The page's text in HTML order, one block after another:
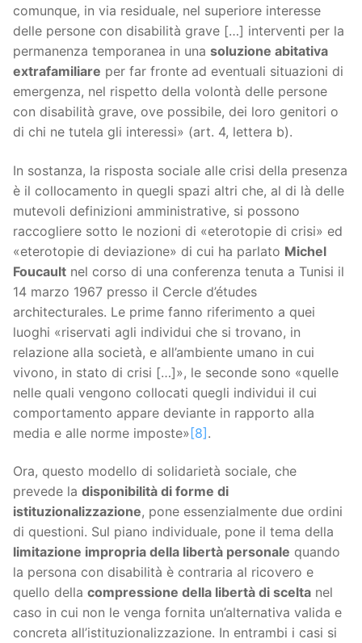
comunque, in via residuale, nel superiore interesse
delle persone con disabilità grave […] interventi per la
permanenza temporanea in una soluzione abitativa
extrafamiliare per far fronte ad eventuali situazioni di
emergenza, nel rispetto della volontà delle persone
con disabilità grave, ove possibile, dei loro genitori o
di chi ne tutela gli interessi» (art. 4, lettera b).
In sostanza, la risposta sociale alle crisi della presenza
è il collocamento in quegli spazi altri che, al di là delle
mutevoli definizioni amministrative, si possono
raccogliere sotto le nozioni di «eterotopie di crisi» ed
«eterotopie di deviazione» di cui ha parlato Michel
Foucault nel corso di una conferenza tenuta a Tunisi il
14 marzo 1967 presso il Cercle d’études
architecturales. Le prime fanno riferimento a quei
luoghi «riservati agli individui che si trovano, in
relazione alla società, e all’ambiente umano in cui
vivono, in stato di crisi […]», le seconde sono «quelle
nelle quali vengono collocati quegli individui il cui
comportamento appare deviante in rapporto alla
media e alle norme imposte»[8].
Ora, questo modello di solidarietà sociale, che
prevede la disponibilità di forme di
istituzionalizzazione, pone essenzialmente due ordini
di questioni. Sul piano individuale, pone il tema della
limitazione impropria della libertà personale quando
la persona con disabilità è contraria al ricovero e
quello della compressione della libertà di scelta nel
caso in cui non le venga fornita un’alternativa valida e
concreta all’istituzionalizzazione. In entrambi i casi si